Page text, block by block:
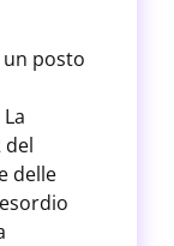
posto
del
delle